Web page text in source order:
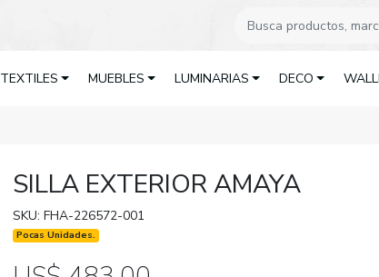
TEXTILES MUEBLES LUMINARIAS DECO
SILLA EXTERIOR AMAYA
SKU: FHA-226572-001
Pocas Unidades.